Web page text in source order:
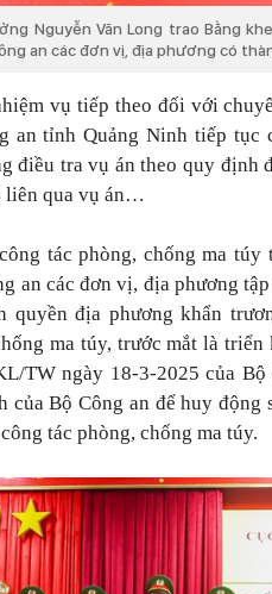
Nguyễn Văn Long trao Bằng
an các đơn vị, địa phương có
vụ tiếp theo đối với
an tỉnh Quảng Ninh tiếp tục
điều tra vụ án theo quy định
liên qua vụ án…
tác phòng, chống ma túy
an các đơn vị, địa phương
quyền địa phương khẩn
ma túy, trước mắt là
TW ngày 18-3-2025 của
của Bộ Công an để huy
tác phòng, chống ma túy.